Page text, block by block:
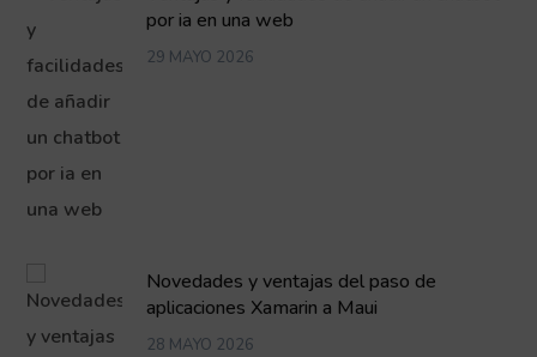
por ia en una web
29 MAYO 2026
Novedades y ventajas del paso de
aplicaciones Xamarin a Maui
28 MAYO 2026